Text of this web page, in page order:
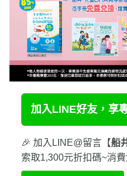
加入LINE好友，享
索取1,300元折扣碼~消費
👉 立即加入官方帳號